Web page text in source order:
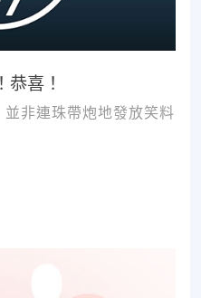
喜！
非連珠帶炮地發放笑料